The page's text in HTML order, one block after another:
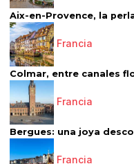
Aix-en-Provence, la
Francia
Colmar, entre canales
Francia
Bergues: una joya
Francia